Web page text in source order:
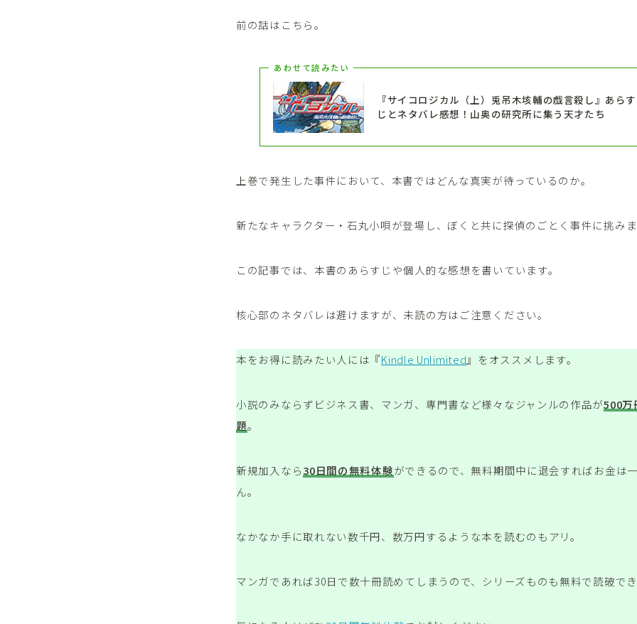
前の話はこちら。
あわせて読みたい
『サイコロジカル（上）兎吊木垓輔の戯言殺し』あらす
じとネタバレ感想！山奥の研究所に集う天才たち
上巻で発生した事件において、本書ではどんな真実が待っているのか。
新たなキャラクター・石丸小唄が登場し、ぼくと共に探偵のごとく事件に挑み
この記事では、本書のあらすじや個人的な感想を書いています。
核心部のネタバレは避けますが、未読の方はご注意ください。
本をお得に読みたい人には『Kindle Unlimited』をオススメします。
小説のみならずビジネス書、マンガ、専門書など様々なジャンルの作品が500万
題。
新規加入なら30日間の無料体験ができるので、無料期間中に退会すればお金は
ん。
なかなか手に取れない数千円、数万円するような本を読むのもアリ。
マンガであれば30日で数十冊読めてしまうので、シリーズものも無料で読破で